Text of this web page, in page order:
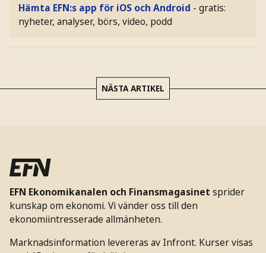
Hämta EFN:s app för iOS och Android - gratis:
nyheter, analyser, börs, video, podd
NÄSTA ARTIKEL
EFN Ekonomikanalen och Finansmagasinet sprider
kunskap om ekonomi. Vi vänder oss till den
ekonomiintresserade allmänheten.
Marknadsinformation levereras av Infront. Kurser visas